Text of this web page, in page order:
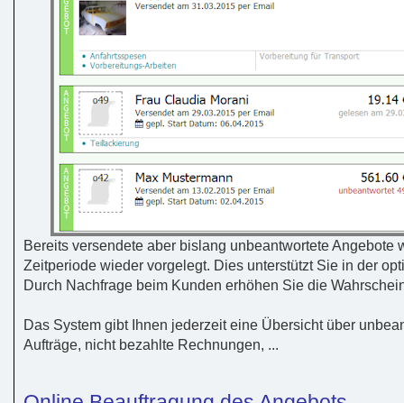
Bereits versendete aber bislang unbeantwortete Angebote
Zeitperiode wieder vorgelegt. Dies unterstützt Sie in der
Durch Nachfrage beim Kunden erhöhen Sie die
Das System gibt Ihnen jederzeit eine Übersicht über
Aufträge, nicht bezahlte Rechnungen, ...